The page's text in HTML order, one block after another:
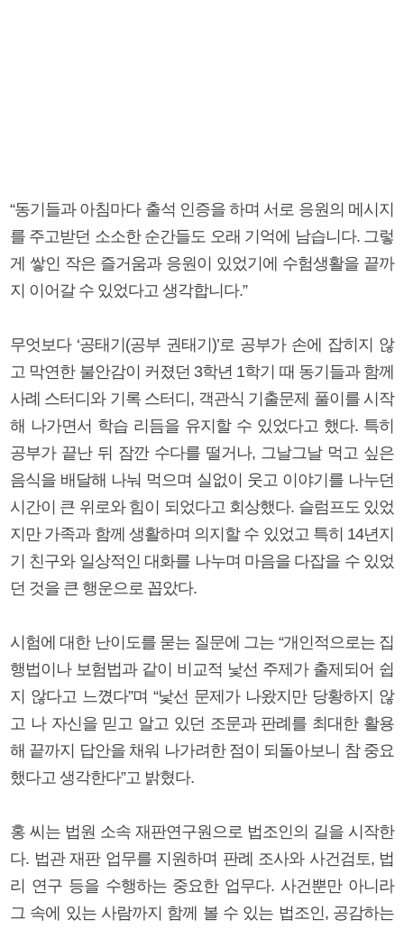
“동기들과 아침마다 출석 인증을 하며 서로 응원의 메시지
를 주고받던 소소한 순간들도 오래 기억에 남습니다. 그렇
게 쌓인 작은 즐거움과 응원이 있었기에 수험생활을 끝까
지 이어갈 수 있었다고 생각합니다.”
무엇보다 ‘공태기(공부 권태기)’로 공부가 손에 잡히지 않
고 막연한 불안감이 커졌던 3학년 1학기 때 동기들과 함께
사례 스터디와 기록 스터디, 객관식 기출문제 풀이를 시작
해 나가면서 학습 리듬을 유지할 수 있었다고 했다. 특히
공부가 끝난 뒤 잠깐 수다를 떨거나, 그날그날 먹고 싶은
음식을 배달해 나눠 먹으며 실없이 웃고 이야기를 나누던
시간이 큰 위로와 힘이 되었다고 회상했다. 슬럼프도 있었
지만 가족과 함께 생활하며 의지할 수 있었고 특히 14년지
기 친구와 일상적인 대화를 나누며 마음을 다잡을 수 있었
던 것을 큰 행운으로 꼽았다.
시험에 대한 난이도를 묻는 질문에 그는 “개인적으로는 집
행법이나 보험법과 같이 비교적 낯선 주제가 출제되어 쉽
지 않다고 느꼈다”며 “낯선 문제가 나왔지만 당황하지 않
고 나 자신을 믿고 알고 있던 조문과 판례를 최대한 활용
해 끝까지 답안을 채워 나가려한 점이 되돌아보니 참 중요
했다고 생각한다”고 밝혔다.
홍 씨는 법원 소속 재판연구원으로 법조인의 길을 시작한
다. 법관 재판 업무를 지원하며 판례 조사와 사건검토, 법
리 연구 등을 수행하는 중요한 업무다. 사건뿐만 아니라
그 속에 있는 사람까지 함께 볼 수 있는 법조인, 공감하는